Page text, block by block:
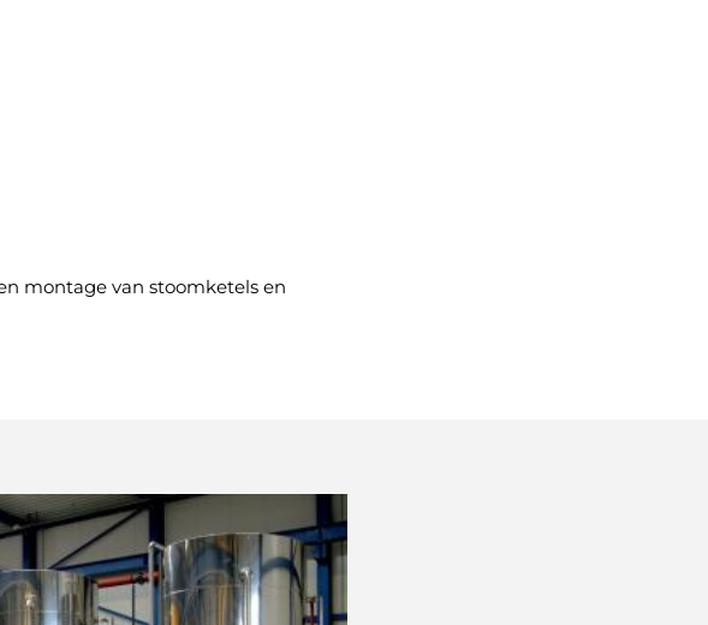
montage van stoomketels en